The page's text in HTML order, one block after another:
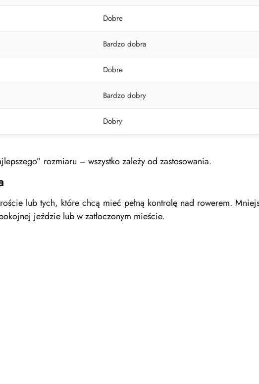
Dobre
Bardzo dobra
Dobre
Bardzo dobry
Dobry
rozmiaru – wszystko zależy od zastosowania.
lub tych, które chcą mieć pełną kontrolę nad rowerem.
jeździe lub w zatłoczonym mieście.